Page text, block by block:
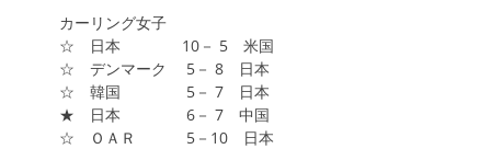
カーリング女子
☆ 日本 10－ 5 米国
☆ デンマーク 5－ 8 日本
☆ 韓国 5－ 7 日本
★ 日本 6－ 7 中国
☆ ＯＡＲ 5－10 日本